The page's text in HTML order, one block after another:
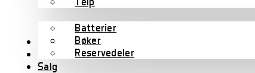
Batterier
Bøker
Reservedeler
Wharfedale Pro
B-varer
Salg